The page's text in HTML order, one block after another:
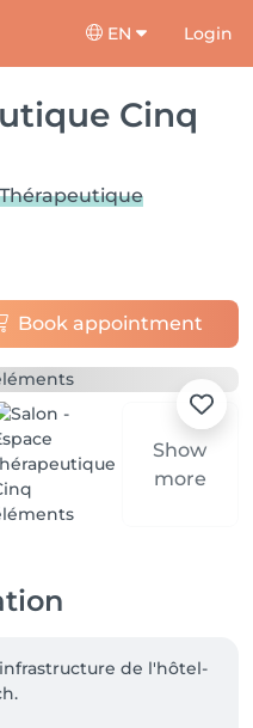
EN Login
Cinq
Book appointment
Show
more
de l'hôtel-